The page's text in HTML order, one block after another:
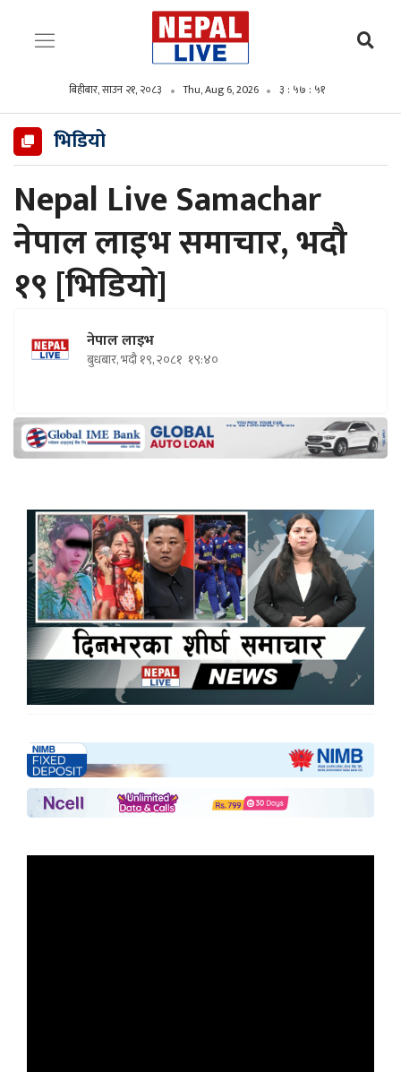
बिहीबार, साउन २१, २०८३ Thu, Aug 6, 2026 ३ : ५७ : ५३
भिडियो
Nepal Live Samachar
नेपाल लाइभ समाचार, भदौ
१९ [भिडियाे]
नेपाल लाइभ
बुधबार, भदौ १९, २०८१ १९:४०